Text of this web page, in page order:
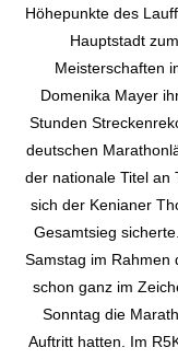
Höhepunkte des
Hauptstadt
Meisterschaften
Domenika Mayer
Stunden
deutschen
der nationale Titel an
sich der Kenianer
Gesamtsieg
Samstag im Rahmen
schon ganz im
Sonntag die
Auftritt hatten. Im